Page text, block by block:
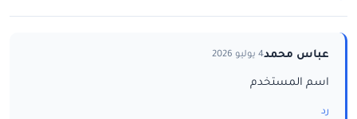
عباس محمد4 يوليو 2026
اسم المستخدم
رد